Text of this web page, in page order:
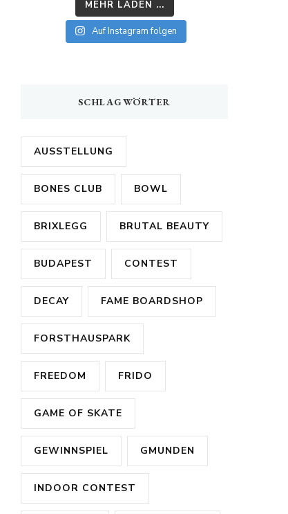
MEHR LADEN ...
Auf Instagram folgen
SCHLAGWÖRTER
AUSSTELLUNG
BONES CLUB BOWL
BRIXLEGG BRUTAL BEAUTY
BUDAPEST CONTEST
DECAY FAME BOARDSHOP
FORSTHAUSPARK
FREEDOM FRIDO
GAME OF SKATE
GEWINNSPIEL GMUNDEN
INDOOR CONTEST